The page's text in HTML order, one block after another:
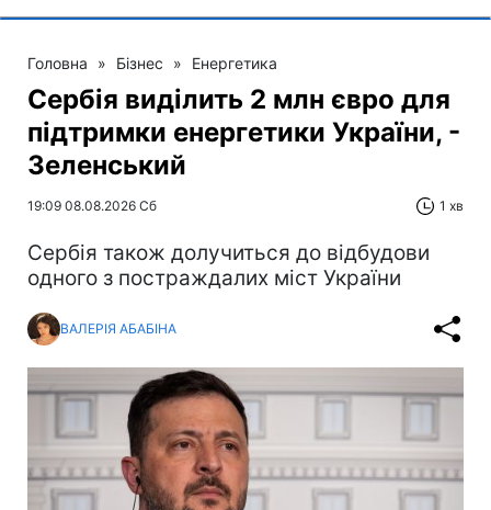
Головна » Бізнес » Енергетика
Сербія виділить 2 млн євро для
підтримки енергетики України, -
Зеленський
19:09 08.08.2026 Сб 1 хв
Сербія також долучиться до відбудови
одного з постраждалих міст України
ВАЛЕРІЯ АБАБІНА